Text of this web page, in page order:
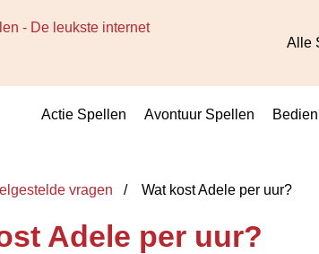
Alle
Actie Spellen Avontuur Spellen
vragen Wat kost Adele per uur?
Adele per uur?